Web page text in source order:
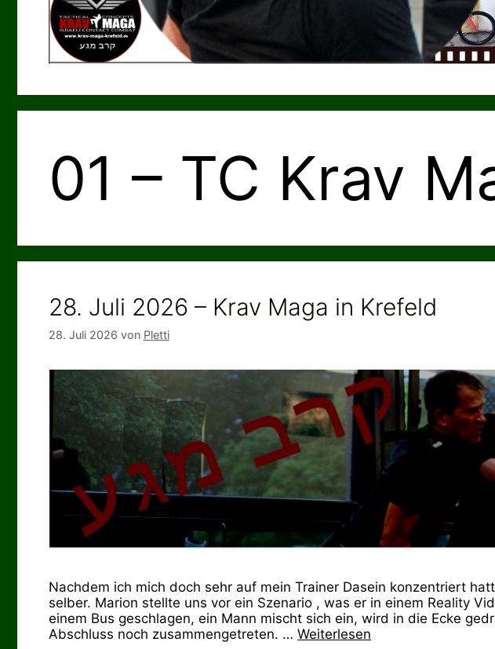
01 – TC Krav
28. Juli 2026 – Krav Maga in Krefeld
28. Juli 2026 von Pletti
Nachdem ich mich doch sehr auf mein Trainer Dasein konzentriert
selber. Marion stellte uns vor ein Szenario , was er in einem Reality
einem Bus geschlagen, ein Mann mischt sich ein, wird in die Ecke
Abschluss noch zusammengetreten. … Weiterlesen